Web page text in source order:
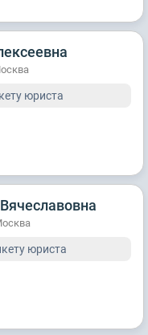
юриста
юриста